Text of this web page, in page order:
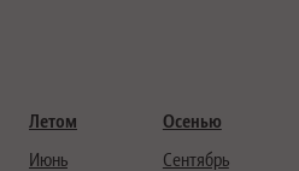
Летом
Июнь
Осенью
Сентябрь